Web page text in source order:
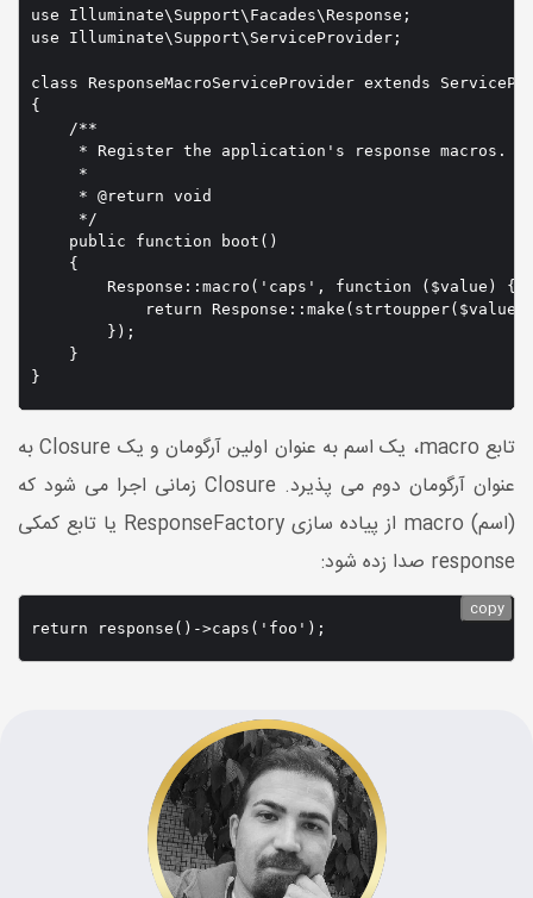
use Illuminate\Support\Facades\Response;
use Illuminate\Support\ServiceProvider;
class ResponseMacroServiceProvider extends
{
    /**
     * Register the application's response macros.
     *
     * @return void
     */
    public function boot()
    {
        Response::macro('caps', function ($value) {
return
        });
    }
}
تابع macro، یک اسم به عنوان اولین آرگومان و یک Closure به
عنوان آرگومان دوم می پذیرد. Closure زمانی اجرا می شود که
(اسم) macro از پیاده سازی ResponseFactory یا تابع کمکی
response صدا زده شود:
return response()->caps('foo');
copy